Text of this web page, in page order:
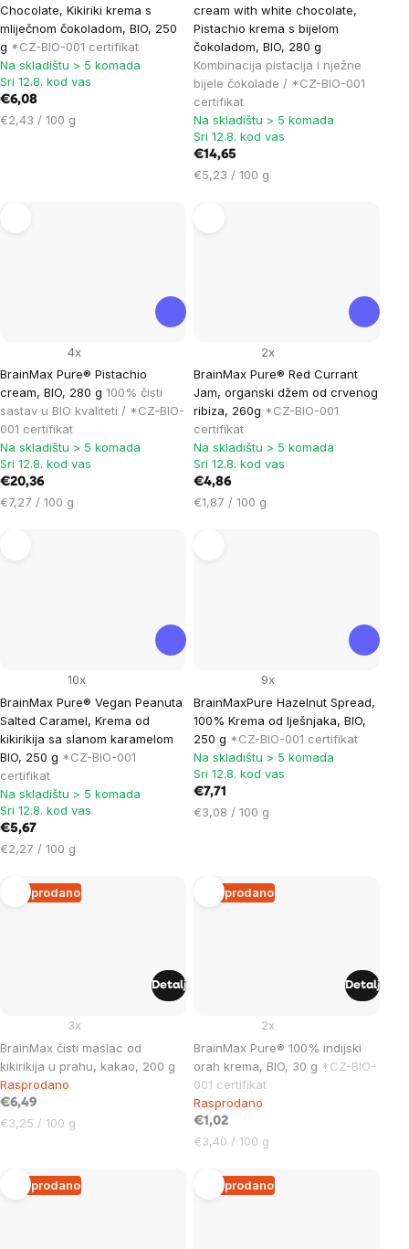
Chocolate, Kikiriki krema s
mliječnom čokoladom, BIO, 250
g *CZ-BIO-001 certifikat
Na skladištu > 5 komada
Sri 12.8. kod vas
€6,08
Cijena
€2,43 / 100 g
cream with white chocolate,
Pistachio krema s bijelom
čokoladom, BIO, 280 g
Kombinacija pistacija i nježne
bijele čokolade / *CZ-BIO-001
certifikat
Na skladištu > 5 komada
Sri 12.8. kod vas
€14,65
Cijena
€5,23 / 100 g
BrainMax Pure® Pistachio
cream, BIO, 280 g 100% čisti
sastav u BIO kvaliteti / *CZ-BIO-
001 certifikat
4x
Na skladištu > 5 komada
Sri 12.8. kod vas
€20,36
Cijena
€7,27 / 100 g
BrainMax Pure® Red Currant
Jam, organski džem od crvenog
ribiza, 260g *CZ-BIO-001
certifikat
2x
Na skladištu > 5 komada
Sri 12.8. kod vas
€4,86
Cijena
€1,87 / 100 g
BrainMax Pure® Vegan Peanuta
Salted Caramel, Krema od
kikirikija sa slanom karamelom
BIO, 250 g *CZ-BIO-001
certifikat
10x
Na skladištu > 5 komada
Sri 12.8. kod vas
€5,67
Cijena
€2,27 / 100 g
BrainMaxPure Hazelnut Spread,
100% Krema od lješnjaka, BIO,
250 g *CZ-BIO-001 certifikat
9x
Na skladištu > 5 komada
Sri 12.8. kod vas
€7,71
Cijena
€3,08 / 100 g
Rasprodano
BrainMax čisti maslac od
kikirikija u prahu, kakao, 200 g
3x
Rasprodano
€6,49
Cijena
€3,25 / 100 g
Detalj
Rasprodano
BrainMax Pure® 100% indijski
orah krema, BIO, 30 g *CZ-BIO-
001 certifikat
2x
Rasprodano
€1,02
Cijena
€3,40 / 100 g
Detalj
Rasprodano Rasprodano